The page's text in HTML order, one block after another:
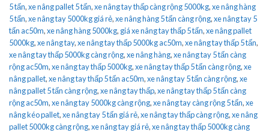
5 tấn,xe nâng pallet 5 tấn,xe nâng tay thấp càng rộng 5000kg,xe nâng hàng
5 tấn,xe nâng tay 5000kg giá rẻ,xe nâng hàng 5 tấn càng rộng,xe nâng tay 5
tấn ac50m,xe nâng hàng 5000kg, giá xe nâng tay thấp 5 tấn,xe nâng pallet
5000kg,xe nâng tay,xe nâng tay thấp 5000kg ac50m,xe nâng tay thấp 5 tấn,
xe nâng tay thấp 5000kg càng rộng,xe nâng hàng,xe nâng tay 5 tấn càng
rộng ac50m,xe nâng tay thấp 5000kg,xe nâng tay thấp 5 tấn càng rộng,xe
nâng pallet,xe nâng tay thấp 5 tấn ac50m,xe nâng tay 5 tấn càng rộng,xe
nâng pallet 5 tấn càng rộng,xe nâng tay thấp,xe nâng tay thấp 5 tấn càng
rộng ac50m,xe nâng tay 5000kg càng rộng,xe nâng tay càng rộng 5 tấn,xe
nâng kéo pallet,xe nâng tay 5 tấn giá rẻ,xe nâng tay thấp càng rộng,xe nâng
pallet 5000kg càng rộng,xe nâng tay giá rẻ,xe nâng tay thấp 5000kg càng